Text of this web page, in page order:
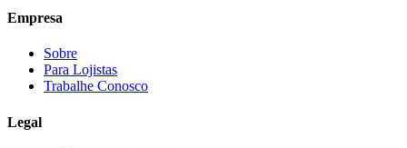
Empresa
Sobre
Para Lojistas
Trabalhe Conosco
Legal